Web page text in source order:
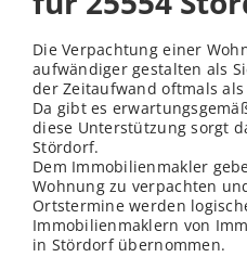
Die Verpachtung einer
aufwändiger gestalten als
der Zeitaufwand oftmals
Da gibt es
diese Unterstützung sorgt
Stördorf.
Dem Immobilienmakler
Wohnung zu verpachten
Ortstermine werden
Immobilienmaklern von
in Stördorf übernommen.